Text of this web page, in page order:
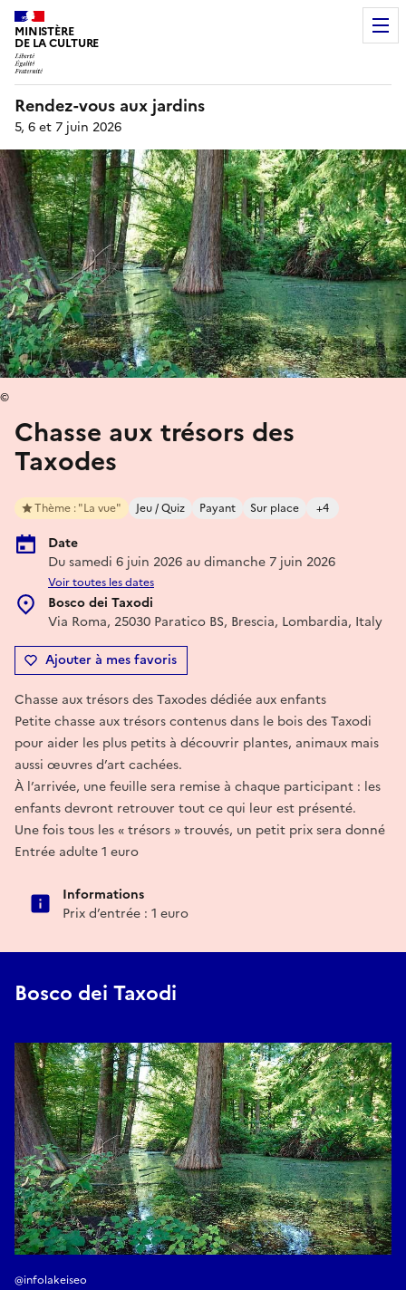
MINISTÈRE
DE LA CULTURE
Rendez-vous aux jardins
5, 6 et 7 juin 2026
Chasse aux trésors des
Taxodes
Thème : "La vue" Jeu / Quiz Payant Sur place +4
Date
Du samedi 6 juin 2026 au dimanche 7 juin 2026
Voir toutes les dates
Bosco dei Taxodi
Via Roma, 25030 Paratico BS, Brescia, Lombardia, Italy
Ajouter à mes favoris
©
Chasse aux trésors des Taxodes dédiée aux enfants
Petite chasse aux trésors contenus dans le bois des Taxodi
pour aider les plus petits à découvrir plantes, animaux mais
aussi œuvres d’art cachées.
À l’arrivée, une feuille sera remise à chaque participant : les
enfants devront retrouver tout ce qui leur est présenté.
Une fois tous les « trésors » trouvés, un petit prix sera donné
Entrée adulte 1 euro
Informations
Prix d’entrée : 1 euro
Bosco dei Taxodi
@infolakeiseo